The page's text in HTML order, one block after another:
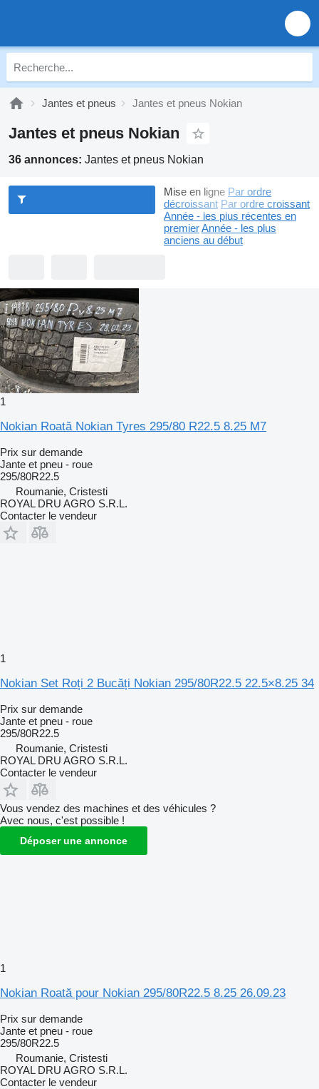
Jantes et pneus Jantes et pneus Nokian
Jantes et pneus Nokian
36 annonces: Jantes et pneus Nokian
Mise en ligne Par ordre
décroissant Par ordre croissant
Année - les plus récentes en
premierAnnée - les plus
anciens au début
1
Nokian Roată Nokian Tyres 295/80 R22.5 8.25 M7
Prix sur demande
Jante et pneu - roue
295/80R22.5
Roumanie, Cristesti
ROYAL DRU AGRO S.R.L.
Contacter le vendeur
1
Nokian Set Roți 2 Bucăți Nokian 295/80R22.5 22.5×8.25 34
Prix sur demande
Jante et pneu - roue
295/80R22.5
Roumanie, Cristesti
ROYAL DRU AGRO S.R.L.
Contacter le vendeur
Vous vendez des machines et des véhicules ?
Avec nous, c'est possible !
Déposer une annonce
1
Nokian Roată pour Nokian 295/80R22.5 8.25 26.09.23
Prix sur demande
Jante et pneu - roue
295/80R22.5
Roumanie, Cristesti
ROYAL DRU AGRO S.R.L.
Contacter le vendeur